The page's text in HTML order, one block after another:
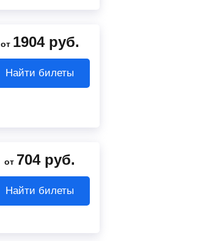
от 1904 руб.
Найти билеты
от 704 руб.
Найти билеты